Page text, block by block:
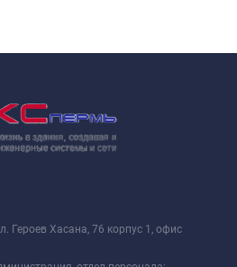
Героев Хасана, 76 корпус 1, офис